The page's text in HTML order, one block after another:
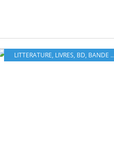
LITTERATURE, LIVRES, BD, BANDE DESSINÉ